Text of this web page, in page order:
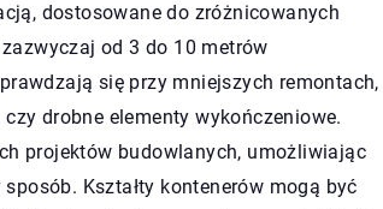
dostosowane do zróżnicowanych
od 3 do 10 metrów
się przy mniejszych remontach,
drobne elementy wykończeniowe.
projektów budowlanych, umożliwiając
Kształty kontenerów mogą być